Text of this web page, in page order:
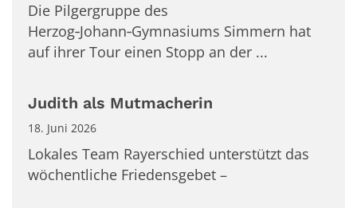
Die Pilgergruppe des
Herzog‑Johann‑Gymnasiums Simmern hat
auf ihrer Tour einen Stopp an der ...
Judith als Mutmacherin
18. Juni 2026
Lokales Team Rayerschied unterstützt das
wöchentliche Friedensgebet –